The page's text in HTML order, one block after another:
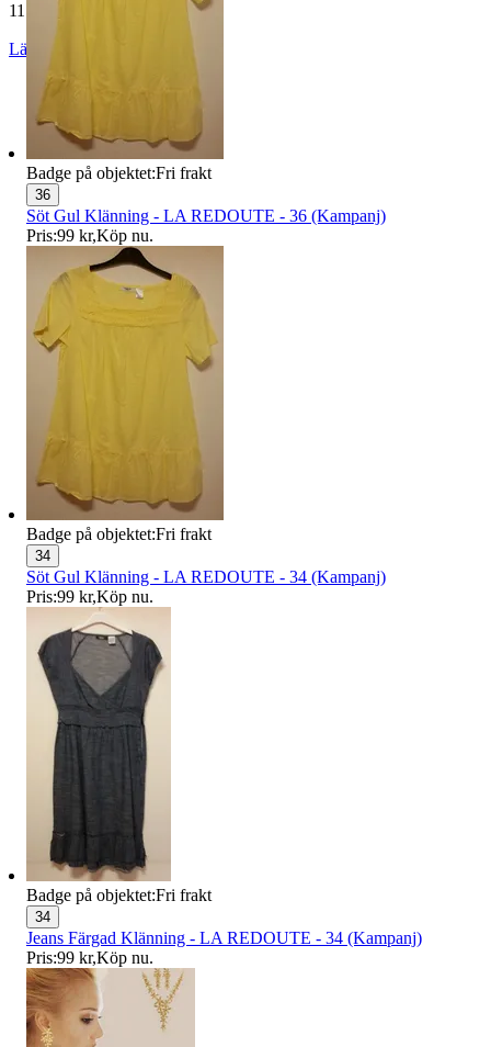
11 752 omdömen
Läs omdömen
Badge på objektet:Fri frakt
36
Söt Gul Klänning - LA REDOUTE - 36 (Kampanj)
Pris:99 kr,Köp nu.
Badge på objektet:Fri frakt
34
Söt Gul Klänning - LA REDOUTE - 34 (Kampanj)
Pris:99 kr,Köp nu.
Badge på objektet:Fri frakt
34
Jeans Färgad Klänning - LA REDOUTE - 34 (Kampanj)
Pris:99 kr,Köp nu.